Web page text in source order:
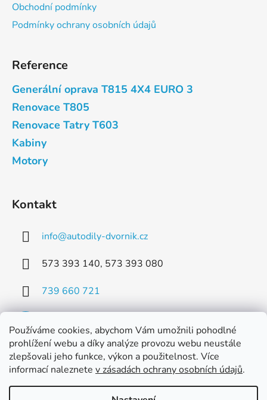
Používáme cookies, abychom Vám umožnili pohodlné
prohlížení webu a díky analýze provozu webu neustále
zlepšovali jeho funkce, výkon a použitelnost. Více
informací naleznete v zásadách ochrany osobních údajů.
Obchodní podmínky
Podmínky ochrany osobních údajů
Reference
Generální oprava T815 4X4 EURO 3
Renovace T805
Renovace Tatry T603
Kabiny
Motory
Kontakt
info@autodily-dvornik.cz
573 393 140, 573 393 080
739 660 721
Facebook